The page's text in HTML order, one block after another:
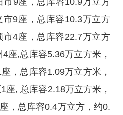
市9座，总库容10.9万立方
9座，总库容10.3万立方
4座，总库容22.7万立方
座,总库容5.36万立方米，
，总库容1.09万立方米，
座, 总库容2.18万立方米，
，总库容0.4万立方，约0.